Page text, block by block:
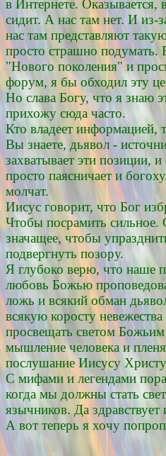
в Интернете. Оказывается,
сидит. А нас там нет. И из-
нас там представляют
просто страшно подумать.
"Нового поколения" и
форум, я бы обходил эту
Но слава Богу, что я знаю
прихожу сюда часто.
Кто владеет информацией,
Вы знаете, дьявол -
захватывает эти позиции,
просто паясничает и
молчат.
Иисус говорит, что Бог
Чтобы посрамить сильное.
значащее, чтобы
подвергнуть позору.
Я глубоко верю, что наше
любовь Божью
ложь и всякий обман
всякую коросту
просвещать светом Божьим
мышление человека и
послушание Иисусу
С мифами и легендами
когда мы должны стать
язычников. Да
А вот теперь я хочу